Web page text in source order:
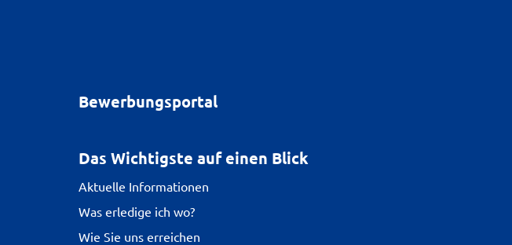
Bewerbungsportal
Das Wichtigste auf einen Blick
Aktuelle Informationen
Was erledige ich wo?
Wie Sie uns erreichen